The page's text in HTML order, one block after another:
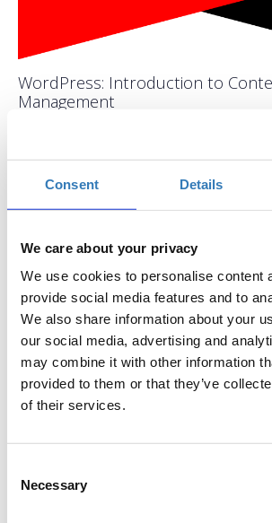
Consent Details
We care about your privacy
We use cookies to personalise content
provide social media features and to
We also share information about your
our social media, advertising and
may combine it with other information
provided to them or that they’ve
of their services.
Selection
Necessary
WordPress: Introduction to
Management
Δευτέρα, 20 Νοεμβρίου 2017 10:30 πμ
Προσθήκη στο ημερολόγιό σας
Found.ation, Αθήνα
Συμμετοχή Η περίοδος εγγραφών
συμμετέχοντες πώς μπορούν να
ευκολία αλλά και